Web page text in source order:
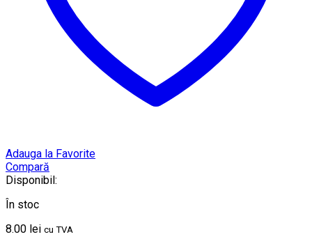
Adauga la Favorite
Compară
Disponibil:
În stoc
8.00 lei cu TVA